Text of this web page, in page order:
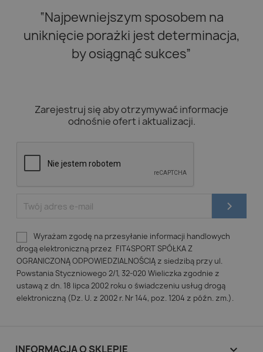
“Najpewniejszym sposobem na
uniknięcie porażki jest determinacja,
by osiągnąć sukces”
Zarejestruj się aby otrzymywać informacje
odnośnie ofert i aktualizacji.
Wyrażam zgodę na przesyłanie informacji handlowych
drogą elektroniczną przez FIT4SPORT SPÓŁKA Z
OGRANICZONĄ ODPOWIEDZIALNOŚCIĄ z siedzibą przy ul.
Powstania Styczniowego 2/1, 32-020 Wieliczka zgodnie z
ustawą z dn. 18 lipca 2002 roku o świadczeniu usług drogą
elektroniczną (Dz. U. z 2002 r. Nr 144, poz. 1204 z późn. zm.).
INFORMACJA O SKLEPIE